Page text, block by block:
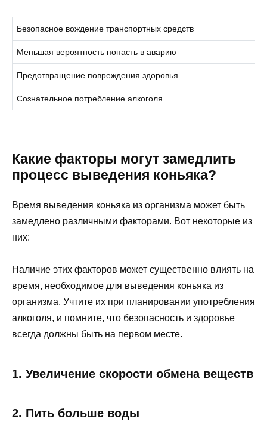
Безопасное вождение транспортных средств
Меньшая вероятность попасть в аварию
Предотвращение повреждения здоровья
Сознательное потребление алкоголя
Какие факторы могут замедлить
процесс выведения коньяка?
Время выведения коньяка из организма может быть
замедлено различными факторами. Вот некоторые из
них:
Наличие этих факторов может существенно влиять на
время, необходимое для выведения коньяка из
организма. Учтите их при планировании употребления
алкоголя, и помните, что безопасность и здоровье
всегда должны быть на первом месте.
1. Увеличение скорости обмена веществ
2. Пить больше воды